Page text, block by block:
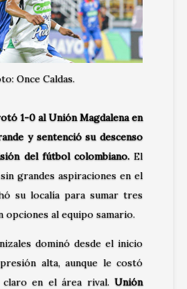
Once Caldas.
1-0 al Unión Magdalena en
y sentenció su descenso
del fútbol colombiano.El
grandes aspiraciones en el
su localía para sumar tres
opciones al equipo samario.
dominó desde el inicio
alta, aunque le costó
en el área rival. Unión